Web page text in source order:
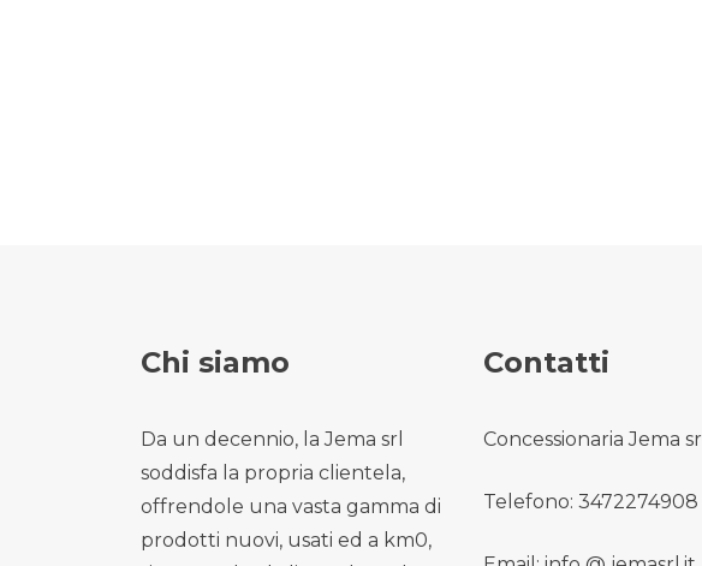
Chi siamo
Da un decennio, la Jema srl
soddisfa la propria clientela,
offrendole una vasta gamma di
prodotti nuovi, usati ed a km0,
Contatti
Concessionaria Jema srl
Telefono: 3472274908